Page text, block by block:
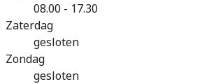
08.00 - 17.30
Zaterdag
gesloten
Zondag
gesloten